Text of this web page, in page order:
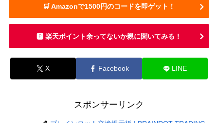
🛒 Amazonで1500円のコードを即ゲット！
🅿️ 楽天ポイント余ってないか親に聞いてみる！
X Facebook LINE
スポンサーリンク